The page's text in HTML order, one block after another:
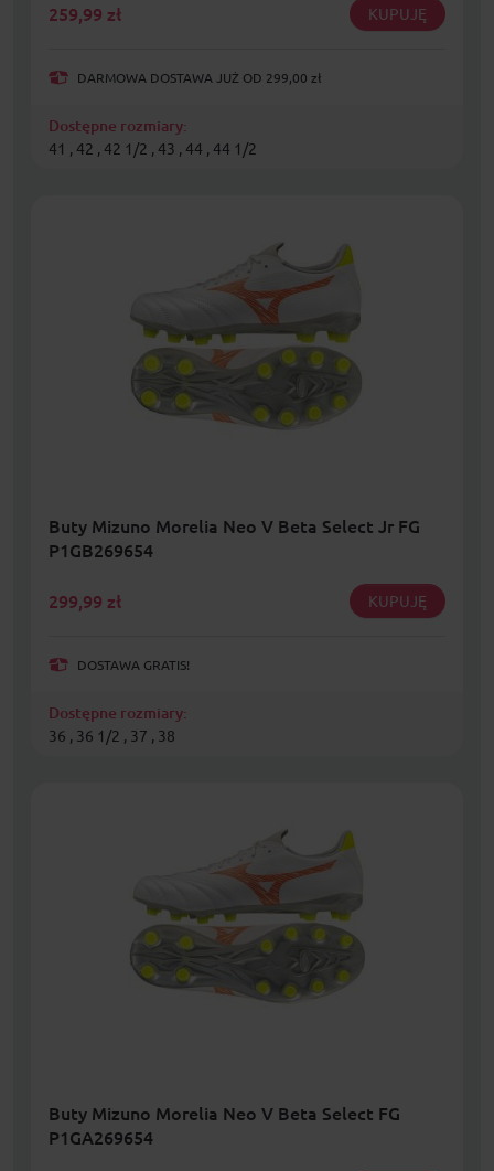
259,99 zł KUPUJĘ
DARMOWA DOSTAWA JUŻ OD 299,00 zł
Dostępne rozmiary:
41 , 42 , 42 1/2 , 43 , 44 , 44 1/2
Buty Mizuno Morelia Neo V Beta Select Jr FG
P1GB269654
299,99 zł KUPUJĘ
DOSTAWA GRATIS!
Dostępne rozmiary:
36 , 36 1/2 , 37 , 38
Buty Mizuno Morelia Neo V Beta Select FG
P1GA269654